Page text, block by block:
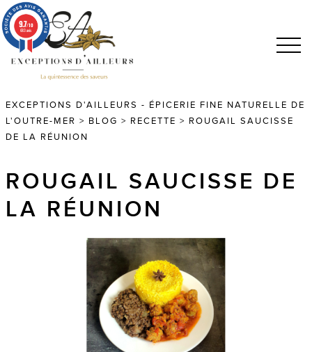
EXCEPTIONS D'AILLEURS - ÉPICERIE FINE NATURELLE DE
L'OUTRE-MER > BLOG > RECETTE > ROUGAIL SAUCISSE
DE LA RÉUNION
ROUGAIL SAUCISSE DE
LA RÉUNION
9.7/10
683 avis